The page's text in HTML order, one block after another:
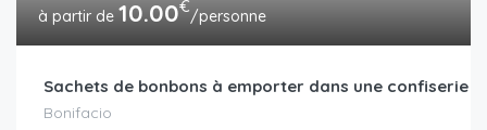
10.00€/personne
Sachets de bonbons à emporter dans une confiserie
Bonifacio